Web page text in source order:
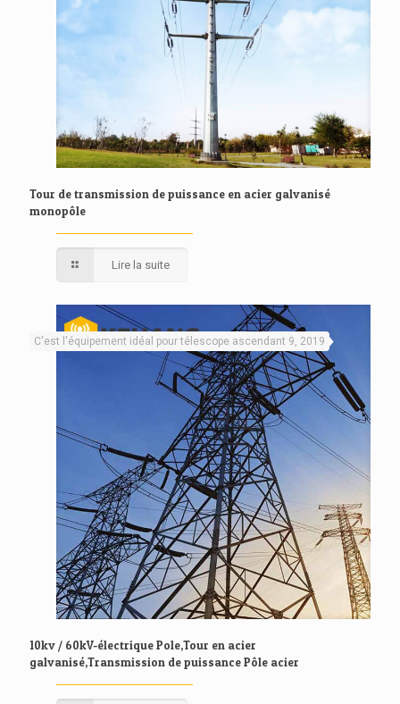
Tour de transmission de puissance en acier galvanisé
monopôle
Lire la suite
C'est l'équipement idéal pour télescope ascendant 9, 2019
10kv / 60kV-électrique Pole,Tour en acier
galvanisé,Transmission de puissance Pôle acier